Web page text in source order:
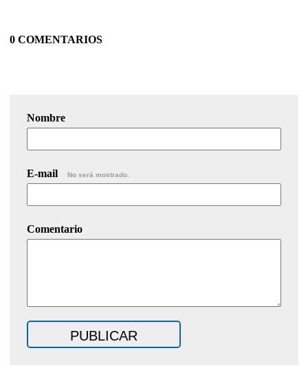
0 COMENTARIOS
Nombre
E-mail No será mostrado.
Comentario